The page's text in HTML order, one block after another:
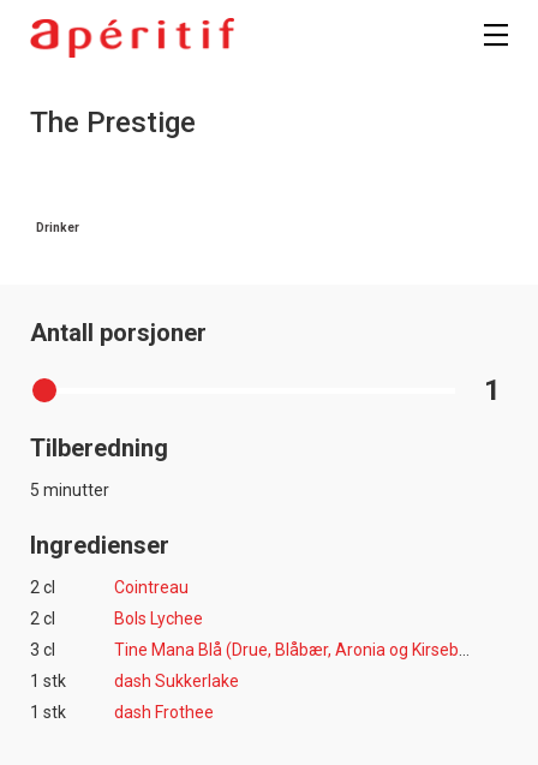
The Prestige
Drinker
Antall porsjoner
1
Tilberedning
5 minutter
Ingredienser
2 cl
Cointreau
2 cl
Bols Lychee
3 cl
1 stk
dash Sukkerlake
1 stk
dash Frothee